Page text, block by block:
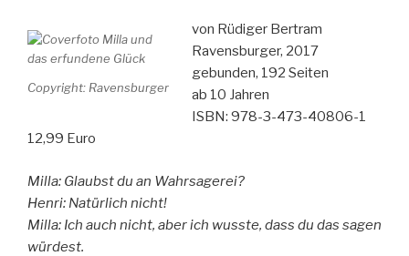
Copyright: Ravensburger
von Rüdiger Bertram
Ravensburger, 2017
gebunden, 192 Seiten
ab 10 Jahren
ISBN: 978-3-473-40806-1
12,99 Euro
Milla: Glaubst du an Wahrsagerei?
Henri: Natürlich nicht!
Milla: Ich auch nicht, aber ich wusste, dass du das sagen
würdest.